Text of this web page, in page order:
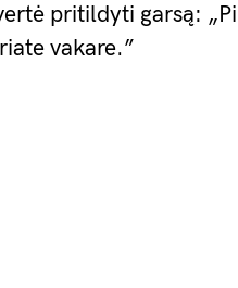
pritildyti garsą:
vakare.”